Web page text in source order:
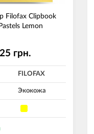
Filofax Clipbook
Lemon
грн.
FILOFAX
Экокожа